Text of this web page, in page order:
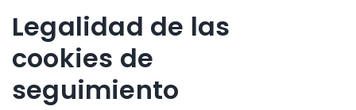
Legalidad de las
cookies de
seguimiento